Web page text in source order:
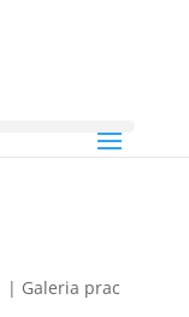
| Galeria prac